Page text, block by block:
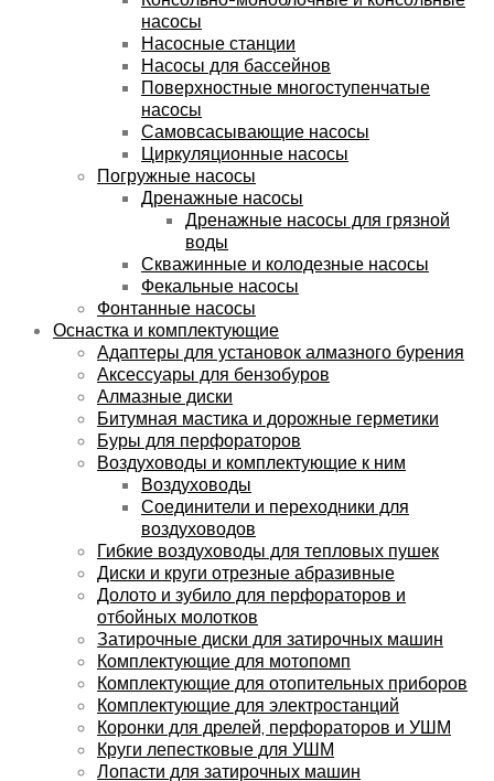
насосы
Насосные станции
Насосы для бассейнов
Поверхностные многоступенчатые
насосы
Самовсасывающие насосы
Циркуляционные насосы
Погружные насосы
Дренажные насосы
Дренажные насосы для грязной
воды
Скважинные и колодезные насосы
Фекальные насосы
Фонтанные насосы
Оснастка и комплектующие
Адаптеры для установок алмазного бурения
Аксессуары для бензобуров
Алмазные диски
Битумная мастика и дорожные герметики
Буры для перфораторов
Воздуховоды и комплектующие к ним
Воздуховоды
Соединители и переходники для
воздуховодов
Гибкие воздуховоды для тепловых пушек
Диски и круги отрезные абразивные
Долото и зубило для перфораторов и
отбойных молотков
Затирочные диски для затирочных машин
Комплектующие для мотопомп
Комплектующие для отопительных приборов
Комплектующие для электростанций
Коронки для дрелей, перфораторов и УШМ
Круги лепестковые для УШМ
Лопасти для затирочных машин